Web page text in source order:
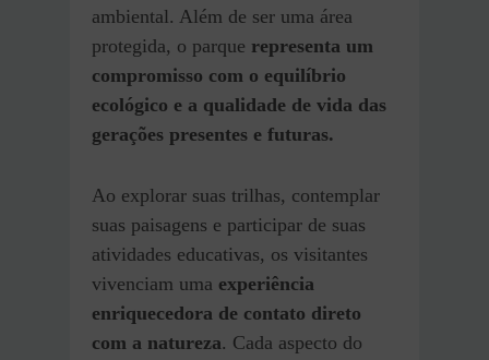
ambiental. Além de ser uma área
protegida, o parque representa um
compromisso com o equilíbrio
ecológico e a qualidade de vida das
gerações presentes e futuras.
Ao explorar suas trilhas, contemplar
suas paisagens e participar de suas
atividades educativas, os visitantes
vivenciam uma experiência
enriquecedora de contato direto
com a natureza. Cada aspecto do